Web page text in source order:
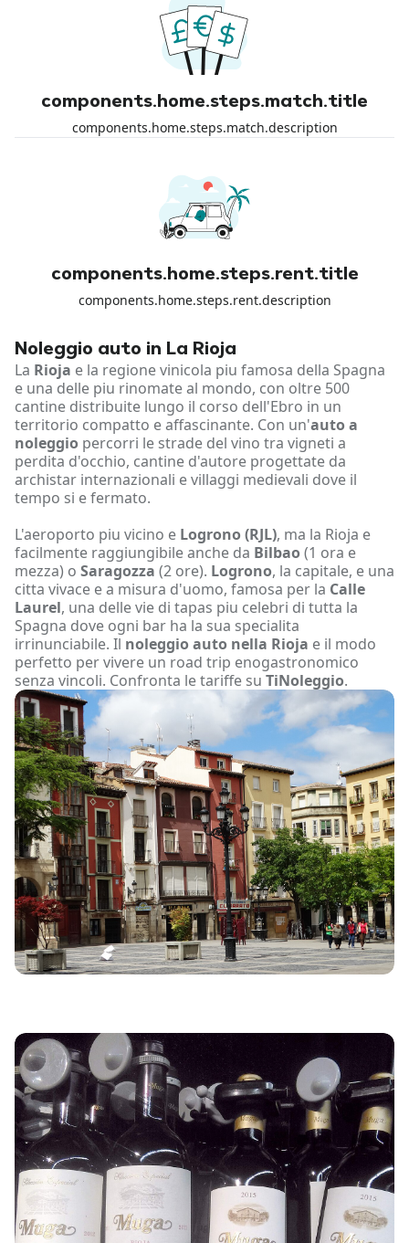
components.home.steps.match.title
components.home.steps.match.description
components.home.steps.rent.title
components.home.steps.rent.description
Noleggio auto in La Rioja
La Rioja e la regione vinicola piu famosa della Spagna
e una delle piu rinomate al mondo, con oltre 500
cantine distribuite lungo il corso dell'Ebro in un
territorio compatto e affascinante. Con un'auto a
noleggio percorri le strade del vino tra vigneti a
perdita d'occhio, cantine d'autore progettate da
archistar internazionali e villaggi medievali dove il
tempo si e fermato.
L'aeroporto piu vicino e Logrono (RJL), ma la Rioja e
facilmente raggiungibile anche da Bilbao(1 ora e
mezza) o Saragozza (2 ore). Logrono, la capitale, e una
citta vivace e a misura d'uomo, famosa per la Calle
Laurel, una delle vie di tapas piu celebri di tutta la
Spagna dove ogni bar ha la sua specialita
irrinunciabile. Il noleggio auto nella Rioja e il modo
perfetto per vivere un road trip enogastronomico
senza vincoli. Confronta le tariffe su TiNoleggio.